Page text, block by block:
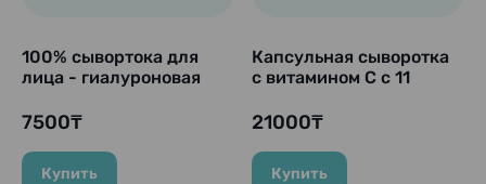
100% сывортока для
лица - гиалуроновая
Essence", 25 мл.
7500₸
Купить
Капсульная сыворотка
с витамином С с 11
для ухода за кожей
fresh capsules", 30 мл.
21000₸
Купить